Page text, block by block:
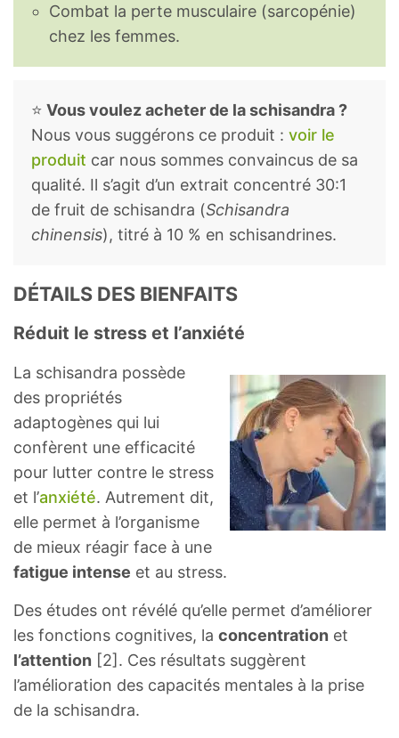
Combat la perte musculaire (sarcopénie)
chez les femmes.
⭐ Vous voulez acheter de la schisandra ?
Nous vous suggérons ce produit : voir le
produit car nous sommes convaincus de sa
qualité. Il s’agit d’un extrait concentré 30:1
de fruit de schisandra (Schisandra
chinensis), titré à 10 % en schisandrines.
DÉTAILS DES BIENFAITS
Réduit le stress et l’anxiété
La schisandra possède
des propriétés
adaptogènes qui lui
confèrent une efficacité
pour lutter contre le stress
et l’anxiété. Autrement dit,
elle permet à l’organisme
de mieux réagir face à une
fatigue intense et au stress.
Des études ont révélé qu’elle permet d’améliorer
les fonctions cognitives, la concentration et
l’attention [2]. Ces résultats suggèrent
l’amélioration des capacités mentales à la prise
de la schisandra.